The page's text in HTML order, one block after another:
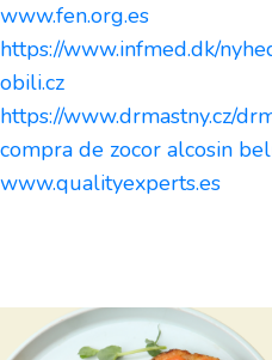
www.fen.org.es
https://www.infmed.dk/
obili.cz
https://www.drmastny.cz/
compra de zocor alcosin
www.qualityexperts.es